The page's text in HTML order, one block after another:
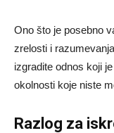
Ono što je posebno
zrelosti i
izgradite odnos koji
okolnosti koje niste
Razlog za